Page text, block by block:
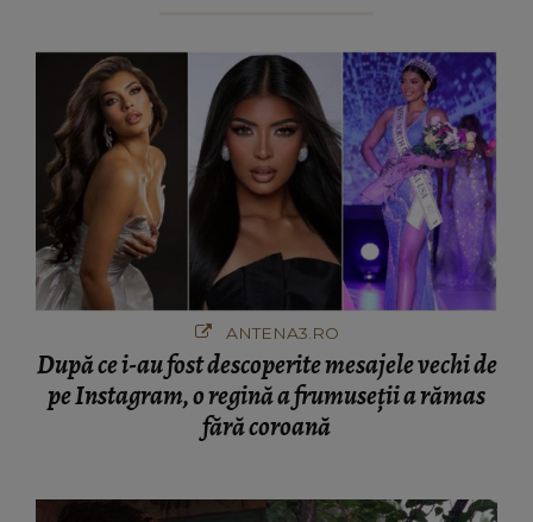
ANTENA3.RO
După ce i-au fost descoperite mesajele vechi de
pe Instagram, o regină a frumuseții a rămas
fără coroană